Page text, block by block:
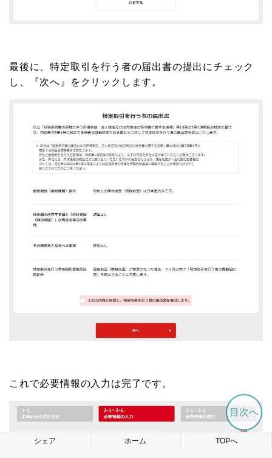
最後に、特定取引を行う者の届出書の提出にチェック
し、『次へ』をクリックします。
これで必要情報の入力は完了です。
シェア ホーム TOPへ
目次へ